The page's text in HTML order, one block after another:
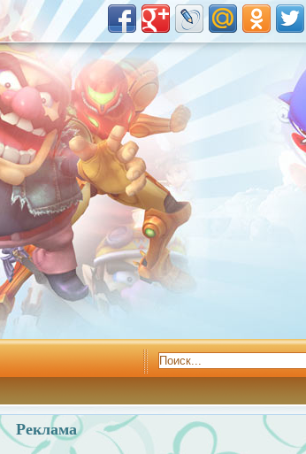
Реклама